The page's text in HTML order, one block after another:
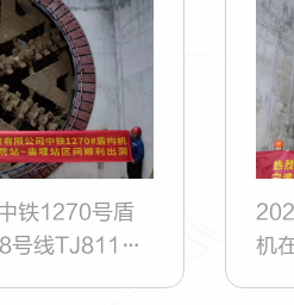
铁1270号盾
号线TJ8116
机